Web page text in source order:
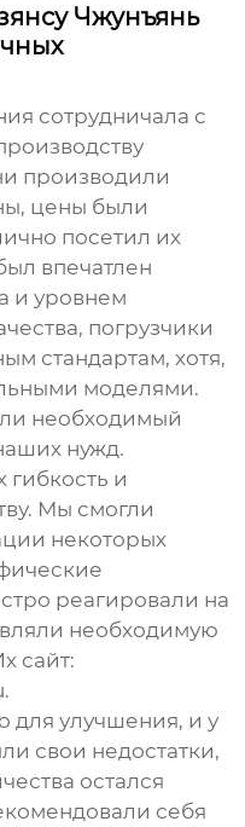
Чжунъянь
сотрудничала с
производили
цены были
посетил их
впечатлен
и уровнем
погрузчики
стандартам, хотя,
моделями.
необходимый
нужд.
гибкость и
Мы смогли
некоторых
реагировали на
необходимую
сайт:
.
для улучшения, и у
свои недостатки,
остался
себя